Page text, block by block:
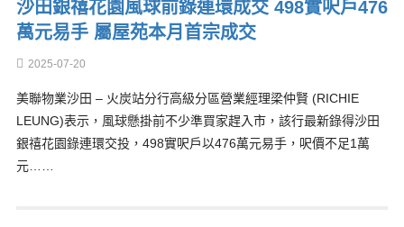
沙田銀禧花園風球前錄連環成交 498實呎戶476
萬元易手 屬屋苑本月首宗成交
2025-07-20
美聯物業沙田 – 火炭站分行高級分區營業經理梁仲賢 (RICHIE
LEUNG)表示，風球懸掛前不少準買家趕入市，該行最新錄得沙田
銀禧花園錄連環交投，498實呎戶以476萬元易手，呎價不足1萬
元……